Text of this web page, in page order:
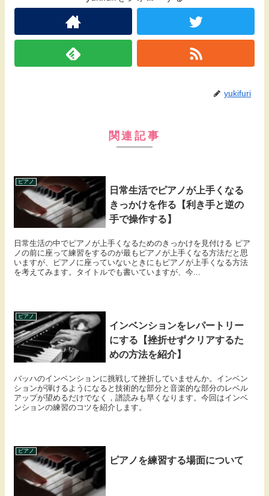
yukifuri
関連記事
ピアノ
日常生活でピアノが上手くなる
きっかけを作る【利き手と逆の
手で操作する】
日常生活の中でピアノが上手くなるためのきっかけを見付ける ピア
ノの前に座って練習をするのが最もピアノが上手くなる方法だと思
いますが、ピアノに座っていないときにもピアノが上手くなる方法
を考えてみます。タイトルでも書いていますが、今...
ピアノ
インベンションをレパートリー
にする【挫折せずクリアするた
めの方法を紹介】
バッハのインベンションに挑戦して挫折していませんか。インベン
ションが弾けるようになると技術的な部分と音楽的な部分のレベル
アップが望めるだけでなく，譜読みも早くなります。今回はインベ
ンションの練習のコツを紹介します。
ピアノ
ピアノを練習する場面について